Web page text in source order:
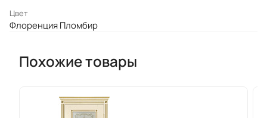
Цвет
Флоренция Пломбир
Похожие товары